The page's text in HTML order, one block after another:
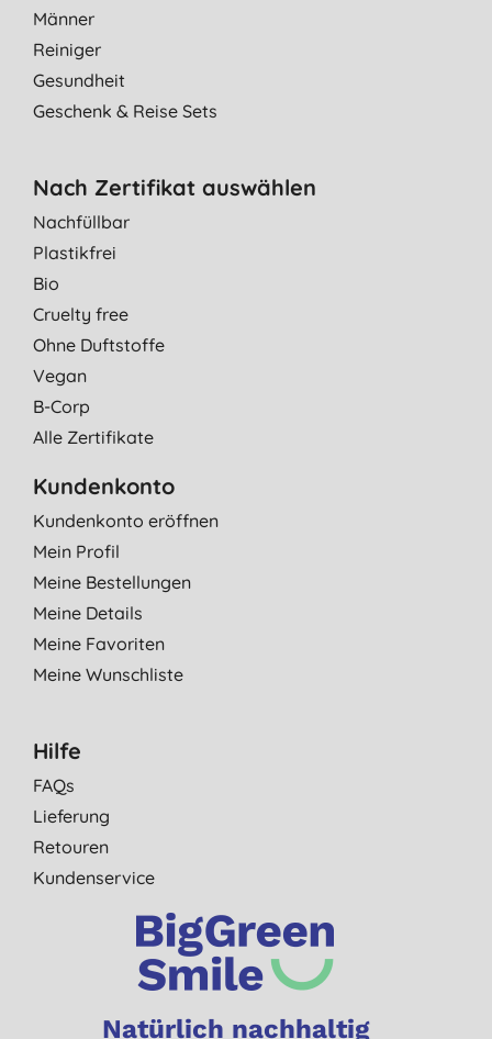
Männer
Reiniger
Gesundheit
Geschenk & Reise Sets
Nach Zertifikat auswählen
Nachfüllbar
Plastikfrei
Bio
Cruelty free
Ohne Duftstoffe
Vegan
B-Corp
Alle Zertifikate
Kundenkonto
Kundenkonto eröffnen
Mein Profil
Meine Bestellungen
Meine Details
Meine Favoriten
Meine Wunschliste
Hilfe
FAQs
Lieferung
Retouren
Kundenservice
Natürlich nachhaltig